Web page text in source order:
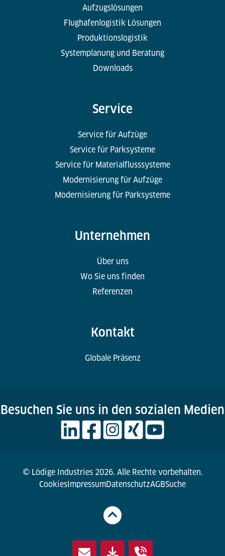
Aufzugslösungen
Flughafenlogistik Lösungen
Produktionslogistik
Systemplanung und Beratung
Downloads
Service
Service für Aufzüge
Service für Parksysteme
Service für Materialflusssysteme
Modernisierung für Aufzüge
Modernisierung für Parksysteme
Unternehmen
Über uns
Wo Sie uns finden
Referenzen
Kontakt
Globale Präsenz
Besuchen Sie uns in den sozialen Medien
© Lödige Industries 2026. Alle Rechte vorbehalten.
Cookies ImpressumDatenschutzAGBSuche